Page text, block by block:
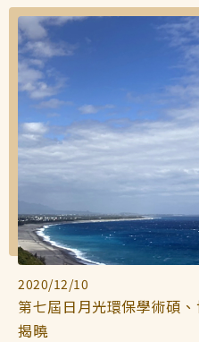
2020/12/10
第七屆日月光環保學術碩
揭曉